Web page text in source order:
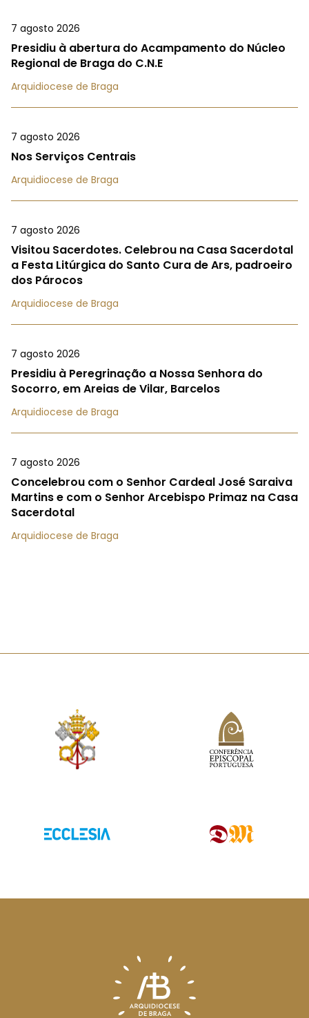
7 agosto 2026
Presidiu à abertura do Acampamento do Núcleo
Regional de Braga do C.N.E
Arquidiocese de Braga
7 agosto 2026
Nos Serviços Centrais
Arquidiocese de Braga
7 agosto 2026
Visitou Sacerdotes. Celebrou na Casa Sacerdotal
a Festa Litúrgica do Santo Cura de Ars, padroeiro
dos Párocos
Arquidiocese de Braga
7 agosto 2026
Presidiu à Peregrinação a Nossa Senhora do
Socorro, em Areias de Vilar, Barcelos
Arquidiocese de Braga
7 agosto 2026
Concelebrou com o Senhor Cardeal José Saraiva
Martins e com o Senhor Arcebispo Primaz na Casa
Sacerdotal
Arquidiocese de Braga